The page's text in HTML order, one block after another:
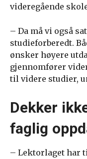
videregående
– Da må vi også
studieforberedt.
ønsker høyere
gjennomfører
til videre studier,
Dekker
faglig
– Lektorlaget har